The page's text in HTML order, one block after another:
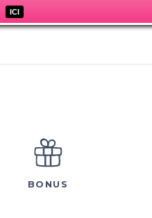
ICI
BONUS